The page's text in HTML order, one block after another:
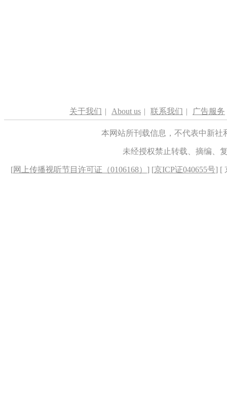
关于我们 | About us | 联系我们 | 广告服务
本网站所刊载信息，不代表中新
未经授权禁止转载、摘编、
[网上传播视听节目许可证（0106168） ] [京ICP证040655号] [